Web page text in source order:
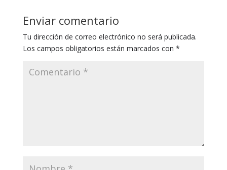
Enviar comentario
Tu dirección de correo electrónico no será publicada.
Los campos obligatorios están marcados con *